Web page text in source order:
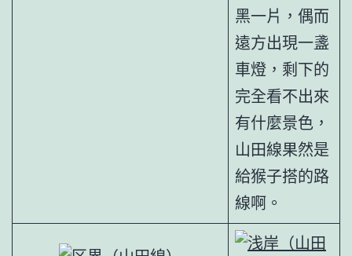
黑一片，偶而
遠方出現一盞
車燈，剩下的
完全看不出來
有什麼景色，
山田線果然是
給猴子搭的路
線啊。